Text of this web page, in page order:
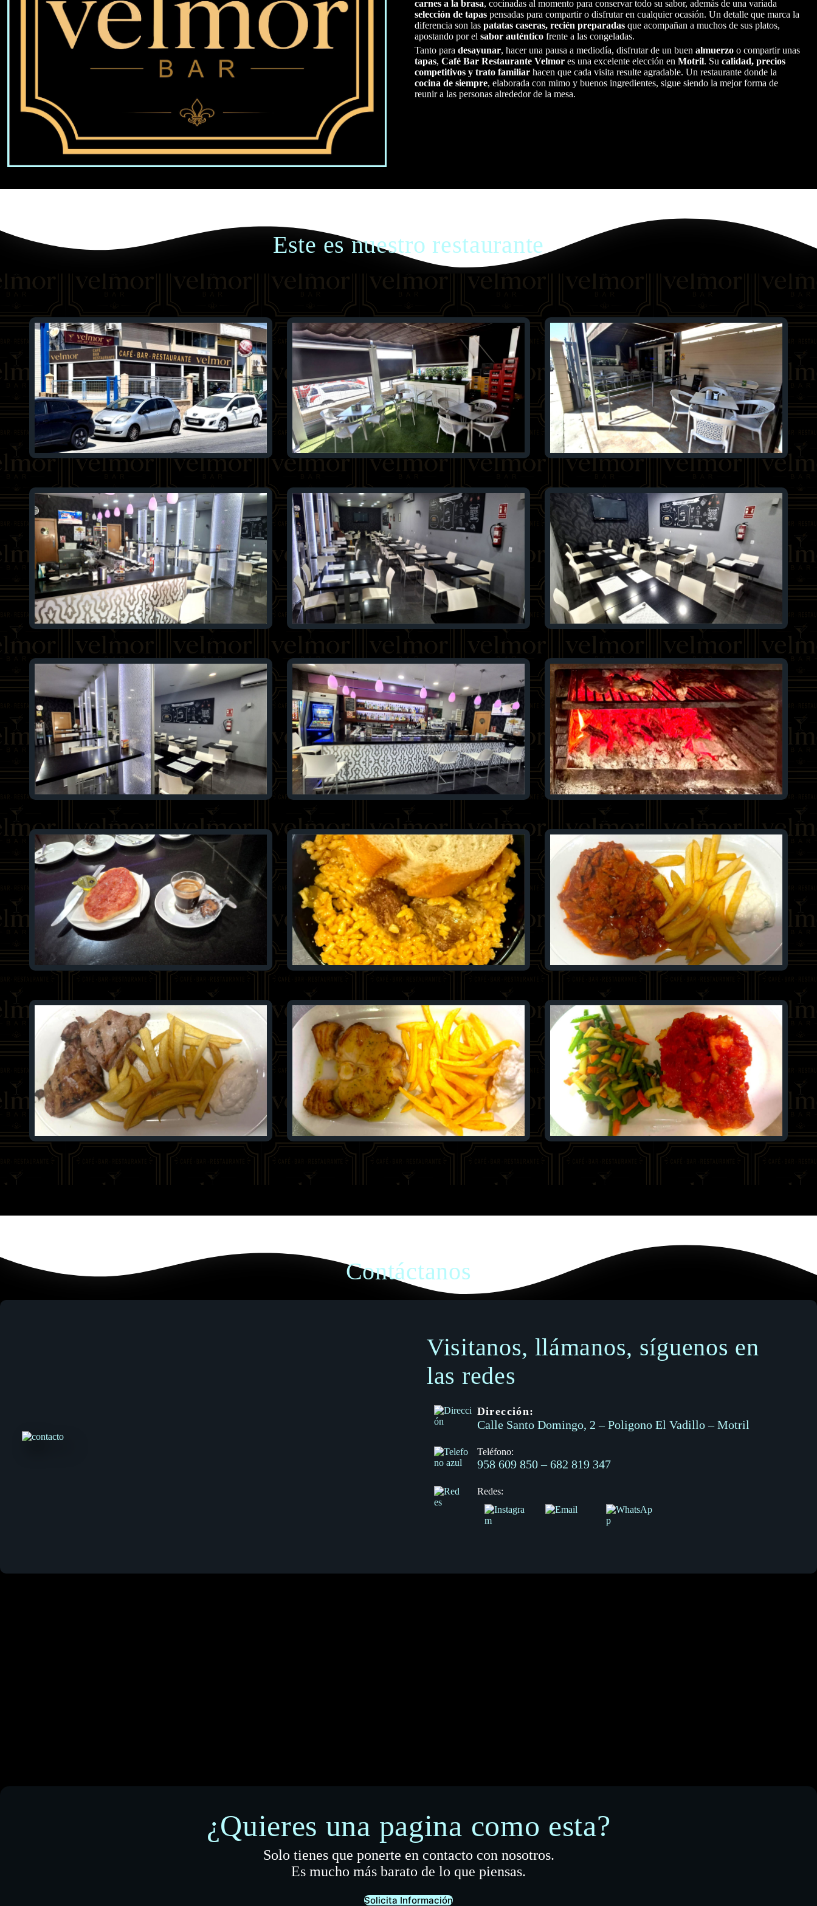
carnes a la brasa, cocinadas al momento para conservar todo su sabor, además de una variada
selección de tapas pensadas para compartir o disfrutar en cualquier ocasión. Un detalle que marca la
diferencia son las patatas caseras, recién preparadas que acompañan a muchos de sus platos,
apostando por el sabor auténtico frente a las congeladas.
Tanto para desayunar, hacer una pausa a mediodía, disfrutar de un buen almuerzo o compartir unas
tapas, Café Bar Restaurante Velmor es una excelente elección en Motril. Su calidad, precios
competitivos y trato familiar hacen que cada visita resulte agradable. Un restaurante donde la
cocina de siempre, elaborada con mimo y buenos ingredientes, sigue siendo la mejor forma de
reunir a las personas alrededor de la mesa.
Este es nuestro restaurante
Contáctanos
Visitanos, llámanos, síguenos en
las redes
Dirección:
Calle Santo Domingo, 2 – Poligono El Vadillo – Motril
Teléfono:
958 609 850–682 819 347
Redes:
¿Quieres una pagina como esta?
Solo tienes que ponerte en contacto con nosotros.
Es mucho más barato de lo que piensas.
Solicita Información